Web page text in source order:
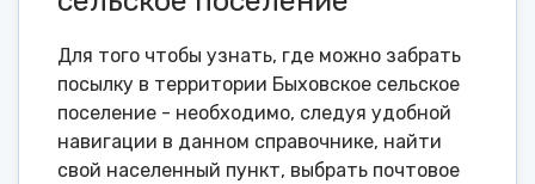
Для того чтобы узнать, где можно забрать
посылку в территории Быховское сельское
поселение - необходимо, следуя удобной
навигации в данном справочнике, найти
свой населенный пункт, выбрать почтовое